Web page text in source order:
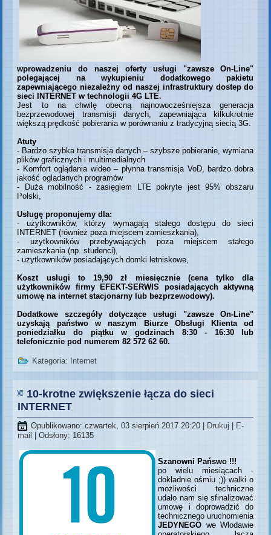
wprowadzeniu do naszej oferty usługi "zawsze On-Line"
polegającej na wykupieniu dodatkowego pakietu
zapewniającego niezależny od naszej infrastruktury dostep do
sieci INTERNET w technologii 4G LTE.
Jest to na chwilę obecną najnowocześniejsza generacja
bezprzewodowej transmisji danych, zapewniająca kilkukrotnie
większą prędkość pobierania w porównaniu z tradycyjną siecią 3G.
Atuty
- Bardzo szybka transmisja danych – szybsze pobieranie, wymiana
plików graficznych i multimedialnych
- Komfort oglądania wideo – płynna transmisja VoD, bardzo dobra
jakość oglądanych programów
- Duża mobilność - zasięgiem LTE pokryte jest 95% obszaru
Polski,
Usługę proponujemy dla:
- użytkowników, którzy wymagają stałego dostępu do sieci
INTERNET (również poza miejscem zamieszkania),
- użytkowników przebywających poza miejscem stałego
zamieszkania (np. studenci),
- użytkowników posiadających domki letniskowe,
Koszt usługi to 19,90 zł miesięcznie (cena tylko dla
użytkowników firmy EFEKT-SERWIS posiadających aktywną
umowę na internet stacjonarny lub bezprzewodowy).
Dodatkowe szczegóły dotyczące usługi "zawsze On-Line"
uzyskają państwo w naszym Biurze Obsługi Klienta od
poniedziałku do piątku w godzinach 8:30 - 16:30 lub
telefonicznie pod numerem 82 572 62 60.
Kategoria: Internet
10-krotne zwiększenie łącza do sieci
INTERNET
Opublikowano: czwartek, 03 sierpień 2017 20:20 | Drukuj | E-
mail
| Odsłony: 16135
Szanowni Pańswo !!!
po wielu miesiącach -
dokładnie ośmiu ;)) walki o
możliwości techniczne
udało nam się sfinalizować
umowę i doprowadzić do
technicznego uruchomienia
JEDYNEGO we Włodawie